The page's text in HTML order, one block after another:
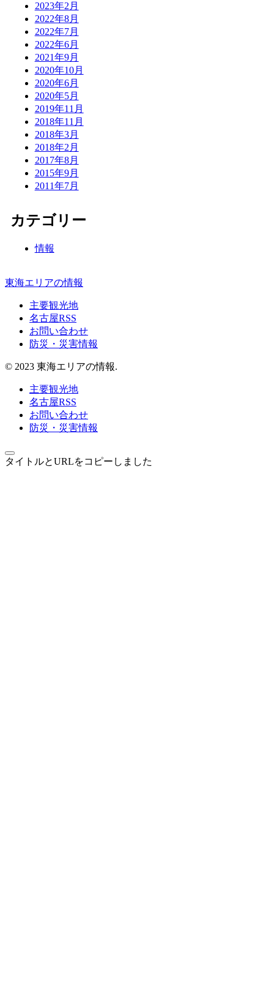
2023年2月
2022年8月
2022年7月
2022年6月
2021年9月
2020年10月
2020年6月
2020年5月
2019年11月
2018年11月
2018年3月
2018年2月
2017年8月
2015年9月
2011年7月
カテゴリー
情報
東海エリアの情報
主要観光地
名古屋RSS
お問い合わせ
防災・災害情報
© 2023 東海エリアの情報.
主要観光地
名古屋RSS
お問い合わせ
防災・災害情報
タイトルとURLをコピーしました